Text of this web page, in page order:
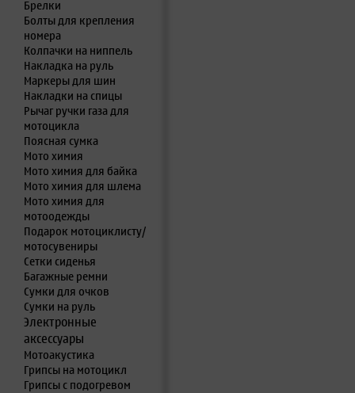
Брелки
Болты для крепления
номера
Колпачки на ниппель
Накладка на руль
Маркеры для шин
Накладки на спицы
Рычаг ручки газа для
мотоцикла
Поясная сумка
Мото химия
Мото химия для байка
Мото химия для шлема
Мото химия для
мотоодежды
Подарок мотоциклисту/
мотосувениры
Сетки сиденья
Багажные ремни
Сумки для очков
Сумки на руль
Электронные
аксессуары
Мотоакустика
Грипсы на мотоцикл
Грипсы с подогревом